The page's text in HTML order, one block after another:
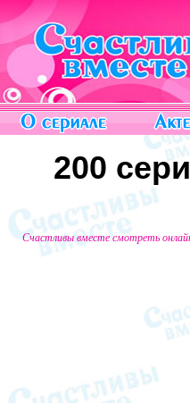
200
Счастливы вместе смотреть